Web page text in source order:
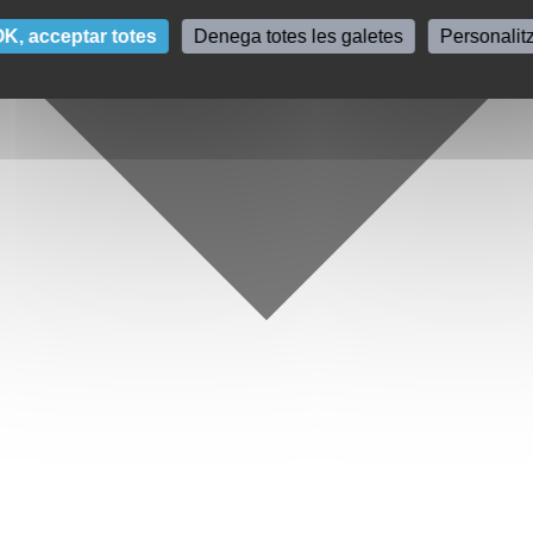
acceptar totes Denega totes les galetes